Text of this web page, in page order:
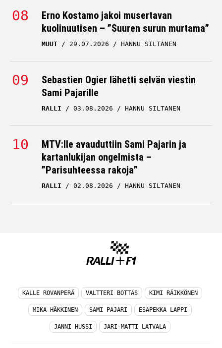
Erno Kostamo jakoi musertavan
kuolinuutisen – ”Suuren surun murtama”
MUUT 29.07.2026 HANNU SILTANEN
Sebastien Ogier lähetti selvän viestin
Sami Pajarille
RALLI 03.08.2026 HANNU SILTANEN
MTV:lle avauduttiin Sami Pajarin ja
kartanlukijan ongelmista –
”Parisuhteessa rakoja”
RALLI 02.08.2026 HANNU SILTANEN
KALLE ROVANPERÄ VALTTERI BOTTAS KIMI RÄIKKÖNEN
MIKA HÄKKINEN SAMI PAJARI ESAPEKKA LAPPI
JANNI HUSSI JARI-MATTI LATVALA